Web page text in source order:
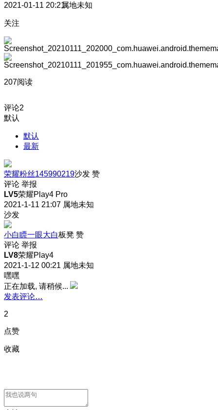
2021-01-11 20:21属地未知
关注
207阅读
评论2
默认
默认
最新
荣耀粉丝145990219沙发 赞
评论 举报
LV5荣耀Play4 Pro
2021-1-11 21:07 属地未知
沙发
小白瞟一眼大白板凳 赞
评论 举报
LV8荣耀Play4
2021-1-12 00:21 属地未知
嘿嘿
正在加载, 请稍候...
发表评论…
2
点赞
收藏